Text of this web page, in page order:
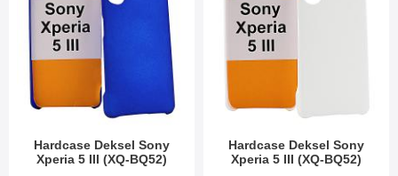
Hardcase Deksel Sony
Xperia 5 III (XQ-BQ52)
Hardcase Deksel Sony
Xperia 5 III (XQ-BQ52)